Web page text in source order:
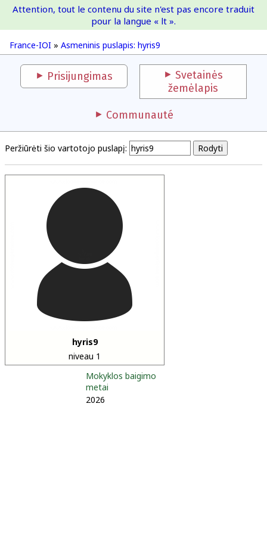
France-IOI
France-IOI » Asmeninis puslapis: hyris9
Attention, tout le contenu du site n'est pas encore traduit
pour la langue « lt ».
Prisijungimas
Svetainės
žemėlapis
Communauté
Peržiūrėti šio vartotojo puslapį:
hyris9
niveau 1
Mokyklos baigimo
metai
2026